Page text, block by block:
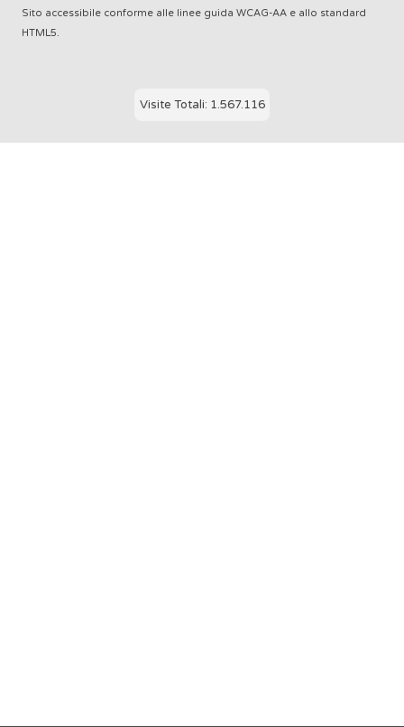
Sito accessibile conforme alle linee guida WCAG-AA e allo standard
HTML5.
Visite Totali: 1.567.116